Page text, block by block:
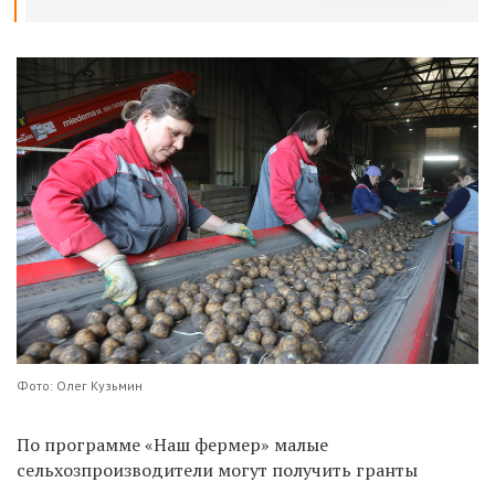
Фото: Олег Кузьмин
По программе «Наш фермер» малые
сельхозпроизводители могут получить гранты